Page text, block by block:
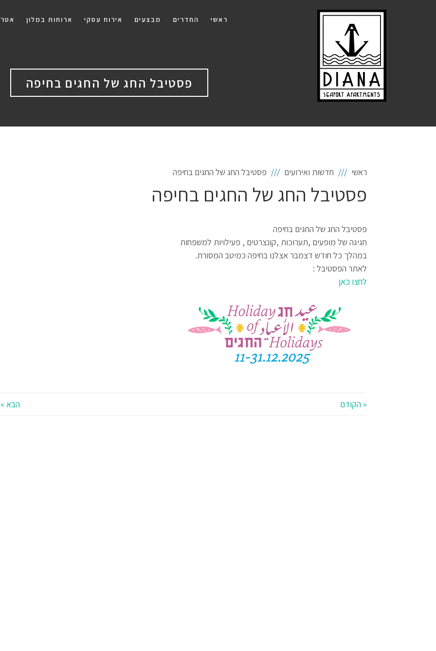
ראשי החדרים מבצעים אירוח עסקי ארוחות במלון
פסטיבל החג של החגים בחיפה
ראשי חדשות ואירועים פסטיבל החג של החגים בחיפה
פסטיבל החג של החגים בחיפה
פסטיבל החג של החגים בחיפה
חגיגה של מופעים ,תערוכות ,קונצרטים , פעילויות למשפחות
במהלך כל חודש דצמבר אצלנו בחיפה כמיטב המסורת.
לאתר הפסטיבל :
לחצו כאן
« הקודם הבא »